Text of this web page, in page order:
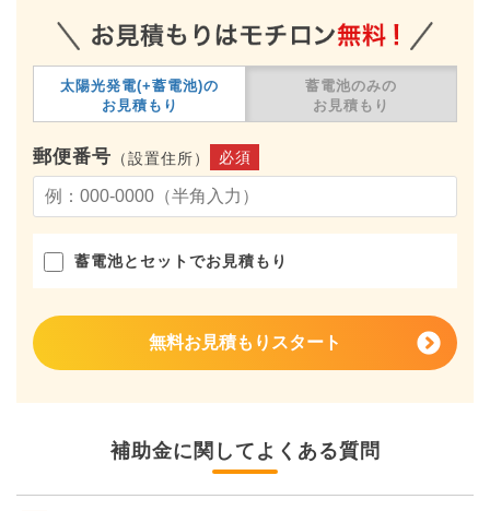
太陽光発電(+蓄電池)の
お見積もり
蓄電池のみの
お見積もり
郵便番号 （設置住所） 必須
蓄電池とセットでお見積もり
無料お見積もりスタート
補助金に関してよくある質問